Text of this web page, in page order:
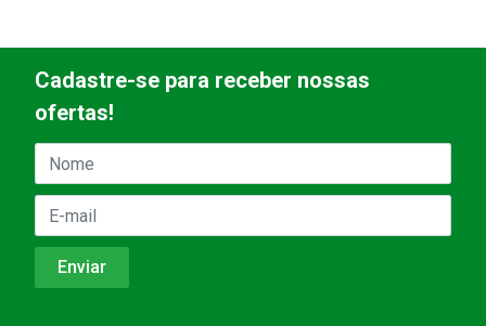
Cadastre-se para receber nossas
ofertas!